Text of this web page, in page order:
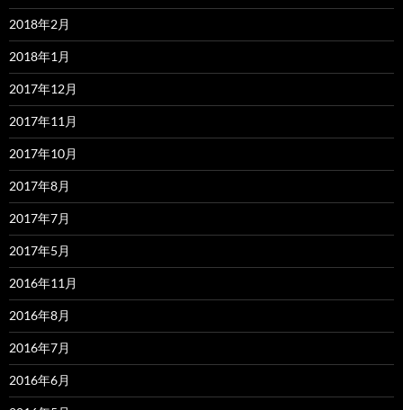
2018年2月
2018年1月
2017年12月
2017年11月
2017年10月
2017年8月
2017年7月
2017年5月
2016年11月
2016年8月
2016年7月
2016年6月